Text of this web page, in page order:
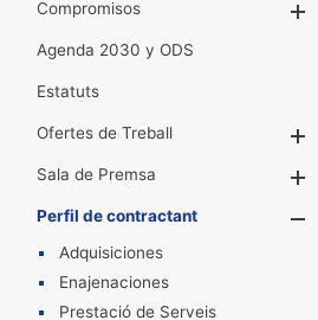
Compromisos
Agenda 2030 y ODS
Estatuts
Ofertes de Treball
Sala de Premsa
Perfil de contractant
Adquisiciones
Enajenaciones
Prestació de Serveis